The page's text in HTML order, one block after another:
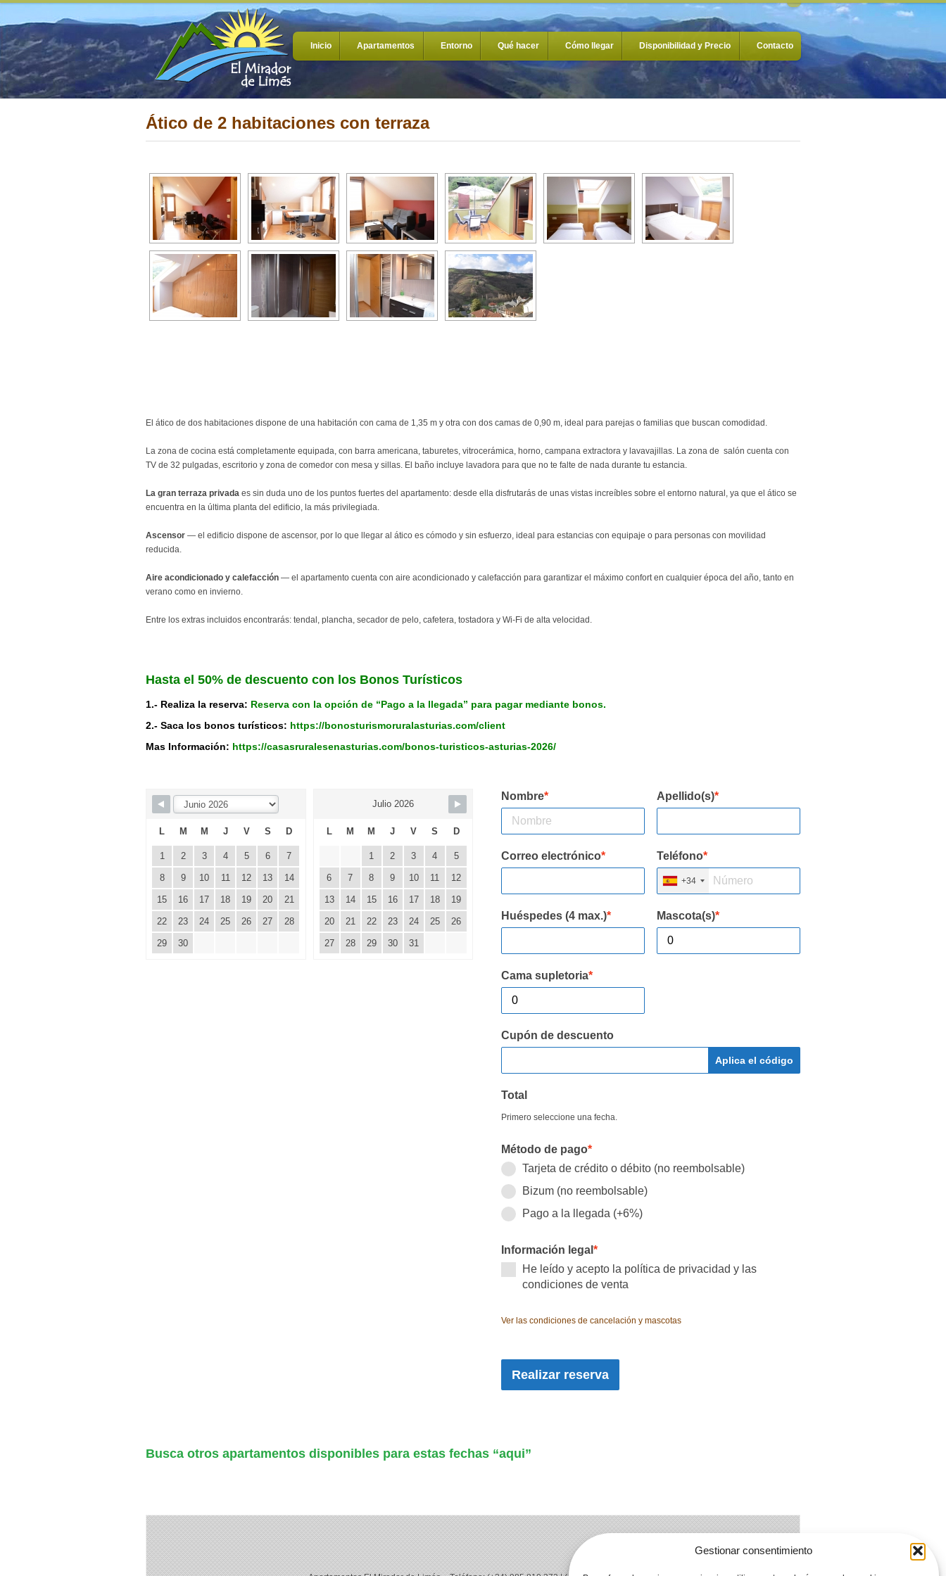
Gestionar consentimiento
Inicio Apartamentos Entorno Qué hacer Cómo llegar Disponibilidad y Precio Contacto
Ático de 2 habitaciones con terraza
El ático de dos habitaciones dispone de una habitación con cama de 1,35 m y otra con dos camas de 0,90 m, ideal para parejas o familias que buscan comodidad.
La zona de cocina está completamente equipada, con barra americana, taburetes, vitrocerámica, horno, campana extractora y lavavajillas. La zona de salón cuenta con
TV de 32 pulgadas, escritorio y zona de comedor con mesa y sillas. El baño incluye lavadora para que no te falte de nada durante tu estancia.
La gran terraza privada es sin duda uno de los puntos fuertes del apartamento: desde ella disfrutarás de unas vistas increíbles sobre el entorno natural, ya que el ático se
encuentra en la última planta del edificio, la más privilegiada.
Ascensor — el edificio dispone de ascensor, por lo que llegar al ático es cómodo y sin esfuerzo, ideal para estancias con equipaje o para personas con movilidad
reducida.
Aire acondicionado y calefacción — el apartamento cuenta con aire acondicionado y calefacción para garantizar el máximo confort en cualquier época del año, tanto en
verano como en invierno.
Entre los extras incluidos encontrarás: tendal, plancha, secador de pelo, cafetera, tostadora y Wi-Fi de alta velocidad.
Hasta el 50% de descuento con los Bonos Turísticos
1.- Realiza la reserva: Reserva con la opción de “Pago a la llegada” para pagar mediante bonos.
2.- Saca los bonos turísticos: https://bonosturismoruralasturias.com/client
Mas Información: https://casasruralesenasturias.com/bonos-turisticos-asturias-2026/
Skip Booking Form
L M M J V S D
1 2 3 4 5 6 7
8 9 10 11 12 13 14
15 16 17 18 19 20 21
22 23 24 25 26 27 28
29 30
Julio 2026
L M M J V S D
1 2 3 4 5
6 7 8 9 10 11 12
13 14 15 16 17 18 19
20 21 22 23 24 25 26
27 28 29 30 31
Nombre* Apellido(s)*
Correo electrónico* Teléfono*
+34
Huéspedes (4 max.)* Mascota(s)*
Cama supletoria*
Cupón de descuento
Aplica el código
Total
Primero seleccione una fecha.
Método de pago*
Tarjeta de crédito o débito (no reembolsable)
Bizum (no reembolsable)
Pago a la llegada (+6%)
Información legal *
He leído y acepto la política de privacidad y las
condiciones de venta
Ver las condiciones de cancelación y mascotas
Realizar reserva
Busca otros apartamentos disponibles para estas fechas “aqui”